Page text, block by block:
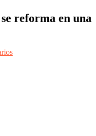
reforma en una